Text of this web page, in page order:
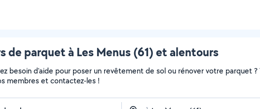
de parquet à Les Menus (61) et alentours
besoin d'aide pour poser un revêtement de sol ou rénover votre parquet
membres et contactez-les !